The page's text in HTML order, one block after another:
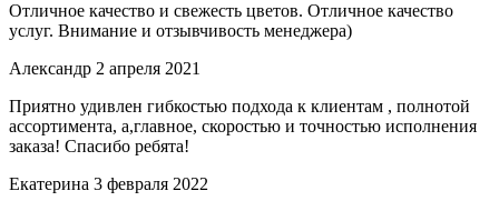
Отличное качество и свежесть цветов. Отличное качество
услуг. Внимание и отзывчивость менеджера)
Александр 2 апреля 2021
Приятно удивлен гибкостью подхода к клиентам , полнотой
ассортимента, а,главное, скоростью и точностью исполнения
заказа! Спасибо ребята!
Екатерина 3 февраля 2022